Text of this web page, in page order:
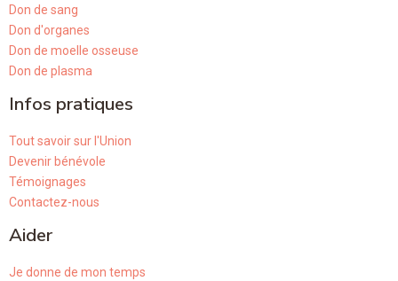
Don de sang
Don d'organes
Don de moelle osseuse
Don de plasma
Infos pratiques
Tout savoir sur l'Union
Devenir bénévole
Témoignages
Contactez-nous
Aider
Je donne de mon temps